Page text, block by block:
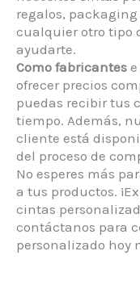
regalos,
cualquier otro tipo
ayudarte.
Como fabricantes
ofrecer precios
puedas recibir tus
tiempo. Además,
cliente está
del proceso de
No esperes más
a tus productos.
cintas
contáctanos para
personalizado hoy